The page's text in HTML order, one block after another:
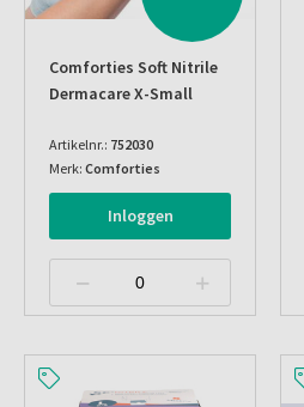
Comforties Soft Nitrile
Dermacare X-Small
Artikelnr.: 752030
Merk: Comforties
Inloggen